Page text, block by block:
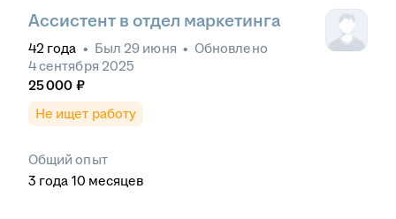
Ассистент в отдел маркетинга
42 года • Был 29 июня • Обновлено
4 сентября 2025
25 000 ₽
Не ищет работу
Общий опыт
3 года 10 месяцев